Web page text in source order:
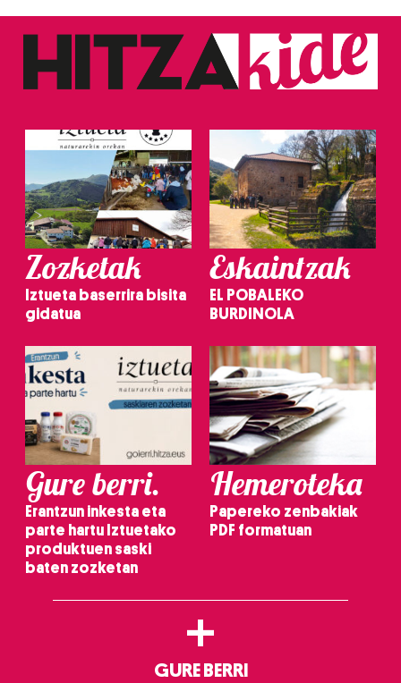
Zozketak
Iztueta baserrira bisita
gidatua
Eskaintzak
EL POBALEKO
BURDINOLA
Gure berri.
Erantzun inkesta eta
parte hartu Iztuetako
produktuen saski
baten zozketan
Hemeroteka
Papereko zenbakiak
PDF formatuan
+
GURE BERRI